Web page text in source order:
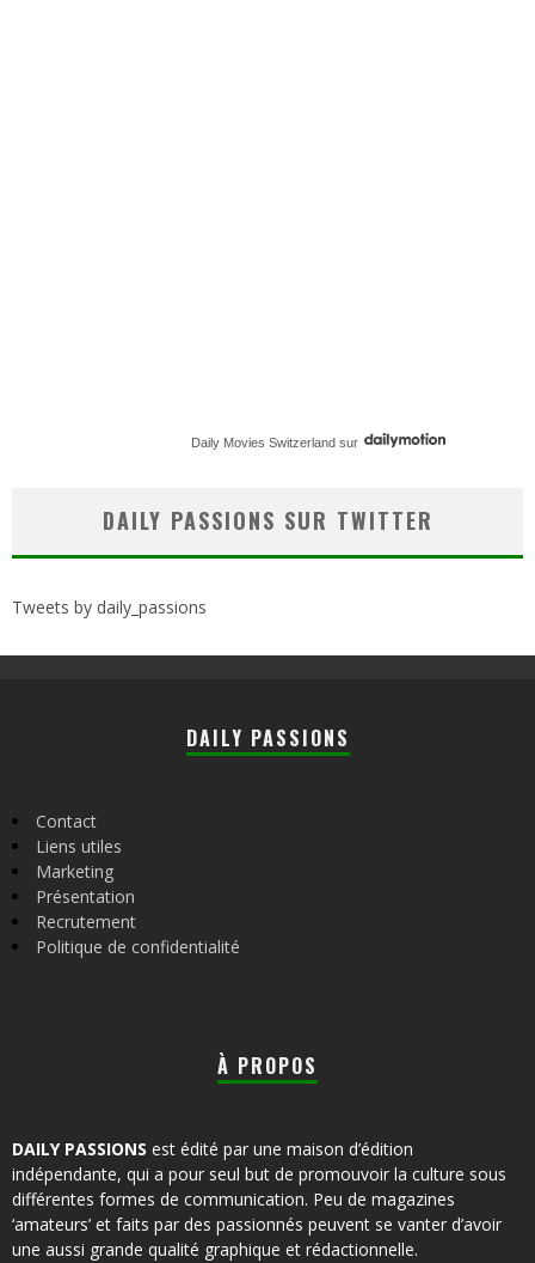
Daily Movies Switzerland sur
DAILY PASSIONS SUR TWITTER
Tweets by daily_passions
DAILY PASSIONS
Contact
Liens utiles
Marketing
Présentation
Recrutement
Politique de confidentialité
À PROPOS
DAILY PASSIONS est édité par une maison d’édition
indépendante, qui a pour seul but de promouvoir la culture sous
différentes formes de communication. Peu de magazines
‘amateurs’ et faits par des passionnés peuvent se vanter d’avoir
une aussi grande qualité graphique et rédactionnelle.